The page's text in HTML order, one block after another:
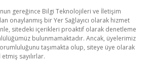
gereğince Bilgi Teknolojileri ve İletişim
onaylanmış bir Yer Sağlayıcı olarak hizmet
sitedeki içerikleri proaktif olarak denetleme
bulunmamaktadır. Ancak, üyelerimiz
taşımakta olup, siteye üye olarak
sayılırlar.